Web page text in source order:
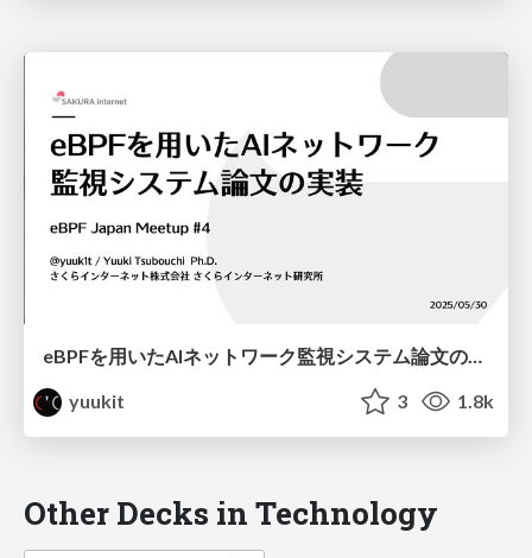
eBPFを用いたAIネットワーク監視システム論文の実装 / eBPF Japan Meetup #4
yuukit
3 1.8k
Other Decks in Technology